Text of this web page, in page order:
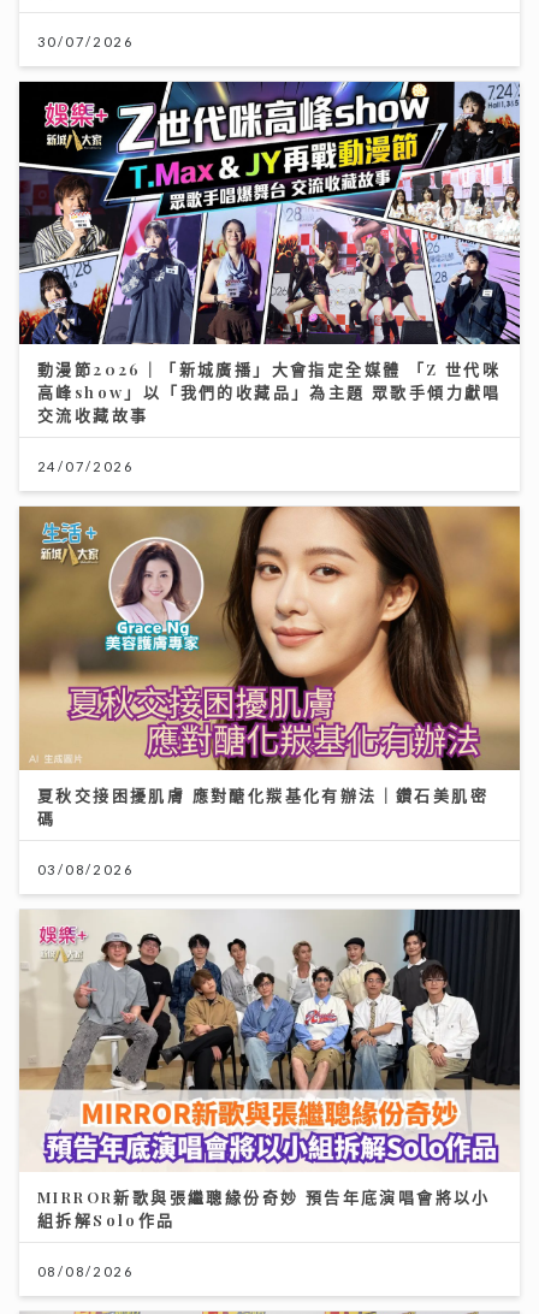
30/07/2026
動漫節2026｜「新城廣播」大會指定全媒體 「Z 世代咪
高峰show」以「我們的收藏品」為主題 眾歌手傾力獻唱
交流收藏故事
24/07/2026
夏秋交接困擾肌膚 應對醣化羰基化有辦法｜鑽石美肌密
碼
03/08/2026
MIRROR新歌與張繼聰緣份奇妙 預告年底演唱會將以小
組拆解Solo作品
08/08/2026